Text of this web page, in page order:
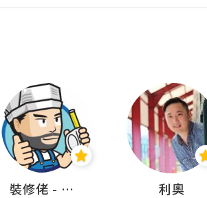
裝修佬 - 香港一站式網上裝修平台 利奧